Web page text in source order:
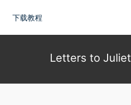
下载教程
Letters to Juliet